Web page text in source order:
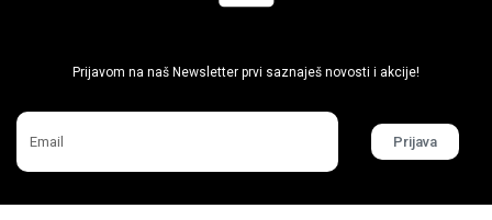
Prijavom na naš Newsletter prvi saznaješ novosti i akcije!
Prijava